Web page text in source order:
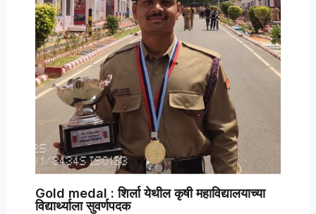
Gold medal : शिर्ला येथील कृषी महाविद्यालयाच्या
विद्यार्थ्याला सुवर्णपदक